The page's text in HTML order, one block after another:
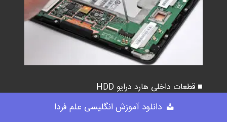
■ قطعات داخلی هارد درایو HDD
■ قطعات داخلی حافظه اس اس دی
دانلود آموزش انگلیسی علم فردا